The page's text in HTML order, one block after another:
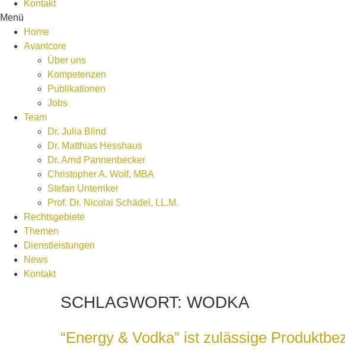
Kontakt
Menü
Home
Avantcore
Über uns
Kompetenzen
Publikationen
Jobs
Team
Dr. Julia Blind
Dr. Matthias Hesshaus
Dr. Arnd Pannenbecker
Christopher A. Wolf, MBA
Stefan Unterriker
Prof. Dr. Nicolai Schädel, LL.M.
Rechtsgebiete
Themen
Dienstleistungen
News
Kontakt
SCHLAGWORT: WODKA
“Energy & Vodka” ist zulässige